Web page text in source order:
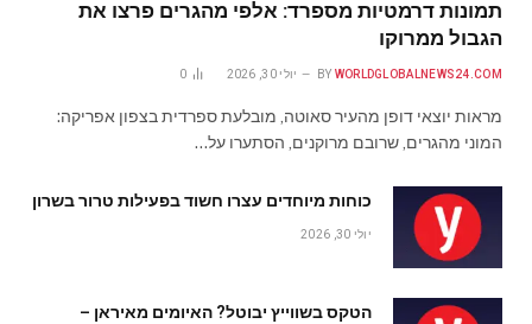
תמונות דרמטיות מספרד: אלפי מהגרים פרצו את
הגבול ממרוקו
BY WORLDGLOBALNEWS24.COM יולי 30, 2026 0
מראות יוצאי דופן מהעיר סאוטה, מובלעת ספרדית בצפון אפריקה:
המוני מהגרים, שרובם מרוקנים, הסתערו על…
כוחות מיוחדים עצרו חשוד בפעילות טרור בשרון
יולי 30, 2026
הטקס בשווייץ יבוטל? האיומים מאיראן –